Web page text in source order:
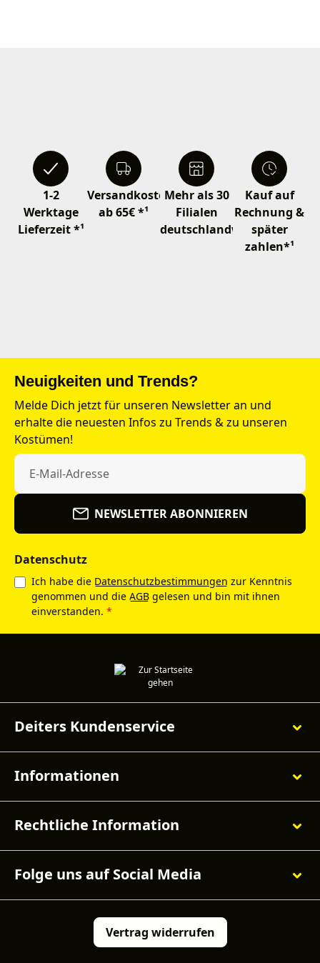
1-2
Werktage
Lieferzeit *¹
Versandkostenfrei
ab 65€ *¹
Mehr als 30
Filialen
deutschlandweit
Kauf auf
Rechnung &
später
zahlen*¹
Neuigkeiten und Trends?
Melde Dich jetzt für unseren Newsletter an und
erhalte die neuesten Infos zu Trends & zu unseren
Kostümen!
NEWSLETTER ABONNIEREN
Datenschutz
Ich habe die Datenschutzbestimmungen zur Kenntnis
genommen und die AGB gelesen und bin mit ihnen
einverstanden. *
Deiters Kundenservice
Informationen
Rechtliche Information
Folge uns auf Social Media
Vertrag widerrufen